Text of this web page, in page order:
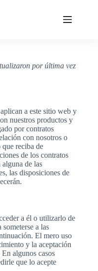
por última vez
a este sitio web y
nuestros productos y
por contratos
con nosotros o
reciba de
de los contratos
de las
las disposiciones de
a él o utilizarlo de
a las
El mero uso
y la aceptación
algunos casos
que lo acepte